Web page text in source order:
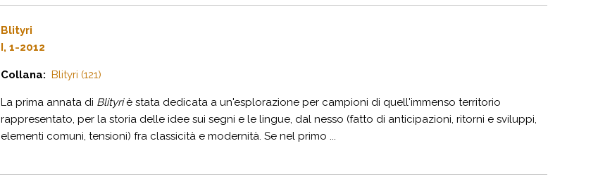
Blityri
I, 1-2012
Collana: Blityri (121)
La prima annata di Blityriè stata dedicata a un'esplorazione per campioni di quell'immenso territorio
rappresentato, per la storia delle idee sui segni e le lingue, dal nesso (fatto di anticipazioni, ritorni e sviluppi,
elementi comuni, tensioni) fra classicità e modernità. Se nel primo ...